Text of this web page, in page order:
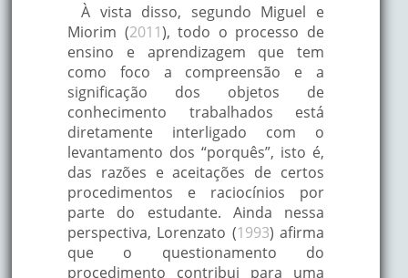
À vista disso, segundo Miguel e
Miorim (2011), todo o processo de
ensino e aprendizagem que tem
como foco a compreensão e a
significação dos objetos de
conhecimento trabalhados está
diretamente interligado com o
levantamento dos “porquês”, isto é,
das razões e aceitações de certos
procedimentos e raciocínios por
parte do estudante. Ainda nessa
perspectiva, Lorenzato (1993) afirma
que o questionamento do
procedimento contribui para uma